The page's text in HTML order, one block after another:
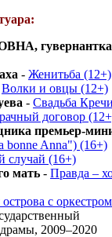
гувернантка
- Женитьба (12+)
Волки и овцы (12+)
- Свадьба
договор
премьер-
bonne Anna") (16+)
случай (16+)
мать - Правда –
с
2009–2020